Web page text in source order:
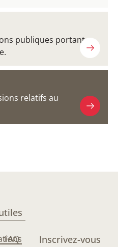
publiques portant
relatifs au
FAQ Inscrivez-vous